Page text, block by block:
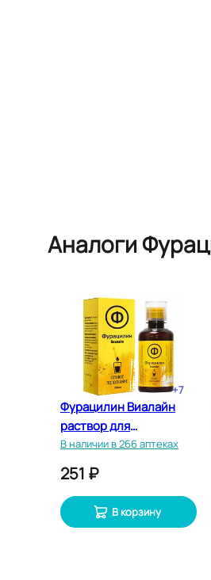
Аналоги
+7
Фурацилин Виалайн
раствор для
полоскания полости
рта 200 мл
В наличии в 266 аптеках
251 ₽
В корзину